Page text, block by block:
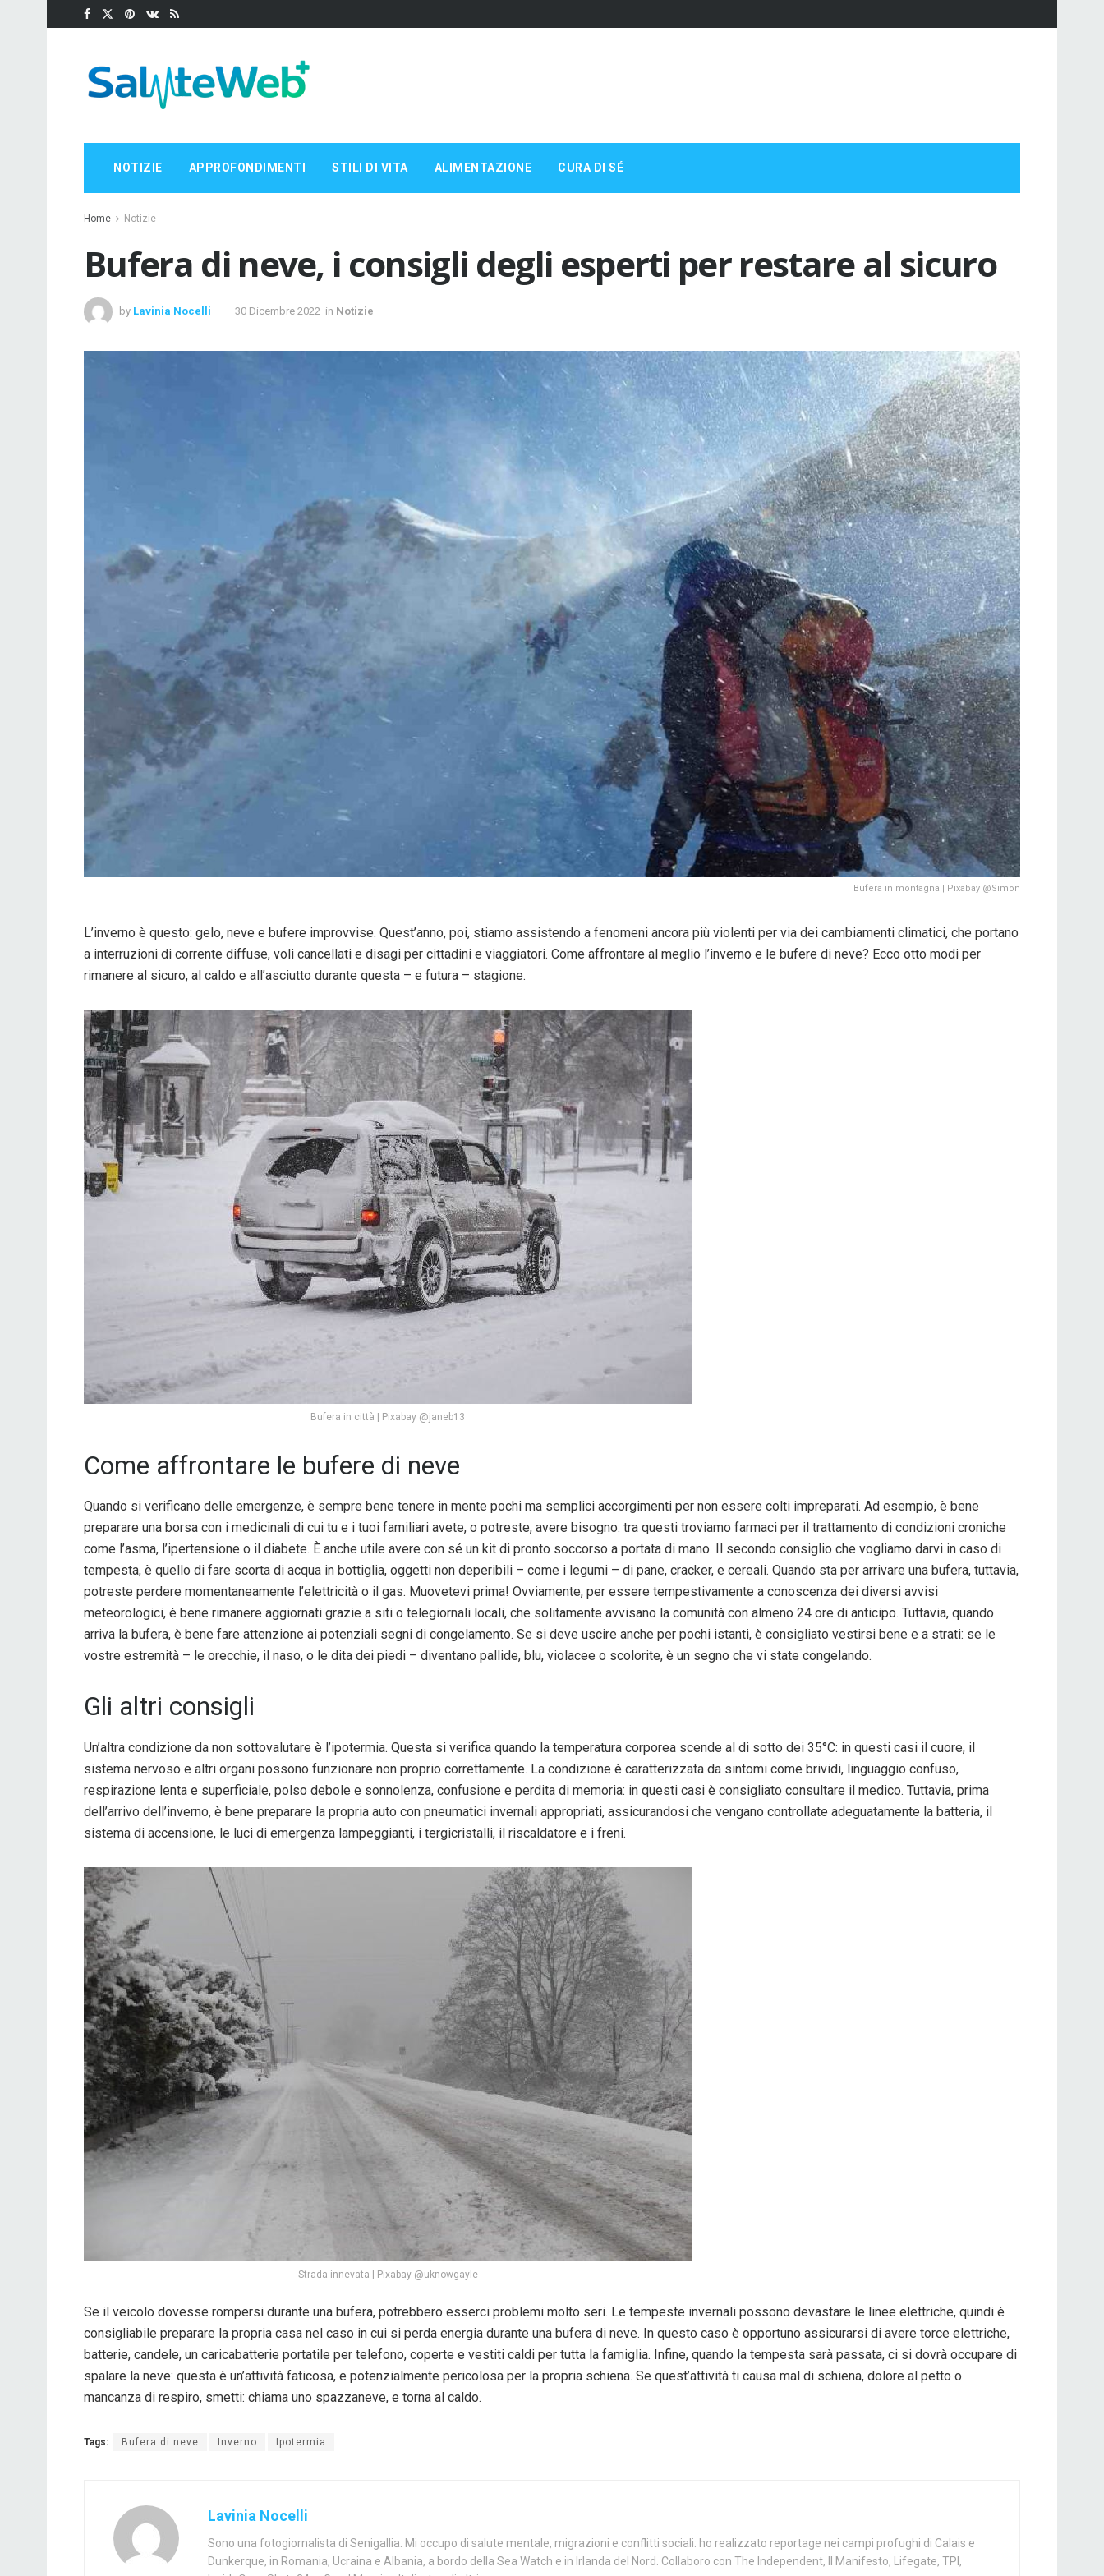
NOTIZIE APPROFONDIMENTI STILI DI VITA ALIMENTAZIONE CURA DI SÉ
Home Notizie
Bufera di neve, i consigli degli esperti per restare al sicuro
by Lavinia Nocelli 30 Dicembre 2022 in Notizie
Bufera in montagna | Pixabay @Simon
L’inverno è questo: gelo, neve e bufere improvvise. Quest’anno, poi, stiamo assistendo a fenomeni ancora più violenti per via dei cambiamenti climatici, che portano
a interruzioni di corrente diffuse, voli cancellati e disagi per cittadini e viaggiatori. Come affrontare al meglio l’inverno e le bufere di neve? Ecco otto modi per
rimanere al sicuro, al caldo e all’asciutto durante questa – e futura – stagione.
Bufera in città | Pixabay @janeb13
Come affrontare le bufere di neve
Quando si verificano delle emergenze, è sempre bene tenere in mente pochi ma semplici accorgimenti per non essere colti impreparati. Ad esempio, è bene
preparare una borsa con i medicinali di cui tu e i tuoi familiari avete, o potreste, avere bisogno: tra questi troviamo farmaci per il trattamento di condizioni croniche
come l’asma, l’ipertensione o il diabete. È anche utile avere con sé un kit di pronto soccorso a portata di mano. Il secondo consiglio che vogliamo darvi in caso di
tempesta, è quello di fare scorta di acqua in bottiglia, oggetti non deperibili – come i legumi – di pane, cracker, e cereali. Quando sta per arrivare una bufera, tuttavia,
potreste perdere momentaneamente l’elettricità o il gas. Muovetevi prima! Ovviamente, per essere tempestivamente a conoscenza dei diversi avvisi
meteorologici, è bene rimanere aggiornati grazie a siti o telegiornali locali, che solitamente avvisano la comunità con almeno 24 ore di anticipo. Tuttavia, quando
arriva la bufera, è bene fare attenzione ai potenziali segni di congelamento. Se si deve uscire anche per pochi istanti, è consigliato vestirsi bene e a strati: se le
vostre estremità – le orecchie, il naso, o le dita dei piedi – diventano pallide, blu, violacee o scolorite, è un segno che vi state congelando.
Gli altri consigli
Un’altra condizione da non sottovalutare è l’ipotermia. Questa si verifica quando la temperatura corporea scende al di sotto dei 35°C: in questi casi il cuore, il
sistema nervoso e altri organi possono funzionare non proprio correttamente. La condizione è caratterizzata da sintomi come brividi, linguaggio confuso,
respirazione lenta e superficiale, polso debole e sonnolenza, confusione e perdita di memoria: in questi casi è consigliato consultare il medico. Tuttavia, prima
dell’arrivo dell’inverno, è bene preparare la propria auto con pneumatici invernali appropriati, assicurandosi che vengano controllate adeguatamente la batteria, il
sistema di accensione, le luci di emergenza lampeggianti, i tergicristalli, il riscaldatore e i freni.
Strada innevata | Pixabay @uknowgayle
Se il veicolo dovesse rompersi durante una bufera, potrebbero esserci problemi molto seri. Le tempeste invernali possono devastare le linee elettriche, quindi è
consigliabile preparare la propria casa nel caso in cui si perda energia durante una bufera di neve. In questo caso è opportuno assicurarsi di avere torce elettriche,
batterie, candele, un caricabatterie portatile per telefono, coperte e vestiti caldi per tutta la famiglia. Infine, quando la tempesta sarà passata, ci si dovrà occupare di
spalare la neve: questa è un’attività faticosa, e potenzialmente pericolosa per la propria schiena. Se quest’attività ti causa mal di schiena, dolore al petto o
mancanza di respiro, smetti: chiama uno spazzaneve, e torna al caldo.
Tags: Bufera di neve Inverno Ipotermia
Lavinia Nocelli
Sono una fotogiornalista di Senigallia. Mi occupo di salute mentale, migrazioni e conflitti sociali: ho realizzato reportage nei campi profughi di Calais e
Dunkerque, in Romania, Ucraina e Albania, a bordo della Sea Watch e in Irlanda del Nord. Collaboro con The Independent, Il Manifesto, Lifegate, TPI,